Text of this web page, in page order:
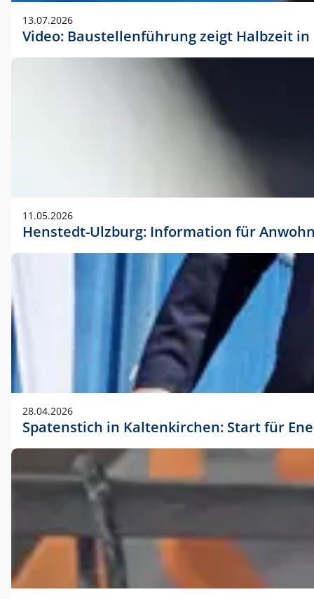
13.07.2026
Video: Baustellenführung zeigt Halbzeit
11.05.2026
Henstedt-Ulzburg: Information für
28.04.2026
Spatenstich in Kaltenkirchen: Start für